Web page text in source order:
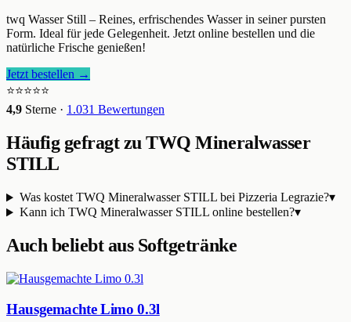
twq Wasser Still – Reines, erfrischendes Wasser in seiner pursten
Form. Ideal für jede Gelegenheit. Jetzt online bestellen und die
natürliche Frische genießen!
Jetzt bestellen →
⭐⭐⭐⭐⭐
4,9 Sterne · 1.031 Bewertungen
Häufig gefragt zuTWQ Mineralwasser
STILL
Was kostet TWQ Mineralwasser STILL bei Pizzeria Legrazie?▾
Kann ich TWQ Mineralwasser STILL online bestellen?▾
Auch beliebt aus Softgetränke
Hausgemachte Limo 0.3l